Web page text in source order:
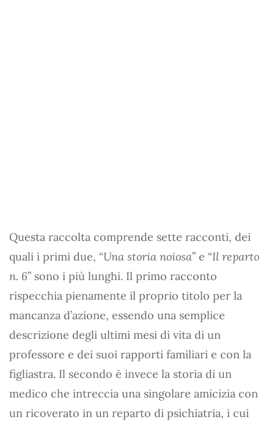
Questa raccolta comprende sette racconti, dei
quali i primi due, “Una storia noiosa” e “Il reparto
n. 6” sono i più lunghi. Il primo racconto
rispecchia pienamente il proprio titolo per la
mancanza d’azione, essendo una semplice
descrizione degli ultimi mesi di vita di un
professore e dei suoi rapporti familiari e con la
figliastra. Il secondo è invece la storia di un
medico che intreccia una singolare amicizia con
un ricoverato in un reparto di psichiatria, i cui